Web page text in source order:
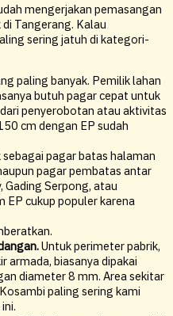
mengerjakan pemasangan
Tangerang. Kalau
sering jatuh di kategori-
paling banyak. Pemilik lahan
butuh pagar cepat untuk
penyerobotan atau aktivitas
cm dengan EP sudah
sebagai pagar batas halaman
pagar pembatas antar
Gading Serpong, atau
EP cukup populer karena
Untuk perimeter pabrik,
armada, biasanya dipakai
diameter 8 mm. Area sekitar
paling sering kami